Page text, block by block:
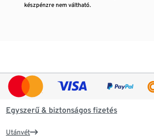
készpénzre nem váltható.
Egyszerű & biztonságos fizetés
Utánvét